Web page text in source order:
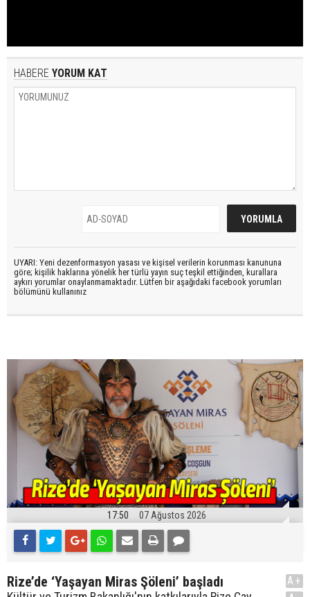
HABERE YORUM KAT
UYARI: Yeni dezenformasyon yasası ve kişisel verilerin korunması kanununa
göre; kişilik haklarına yönelik her türlü yayın suç teşkil ettiğinden, kurallara
aykırı yorumlar onaylanmamaktadır. Lütfen bir aşağıdaki facebook yorumları
bölümünü kullanınız
17:50 07 Ağustos 2026
Rize’de ‘Yaşayan Miras Şöleni’ başladı
A+